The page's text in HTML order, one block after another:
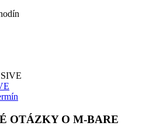
OTÁZKY O M-BARE